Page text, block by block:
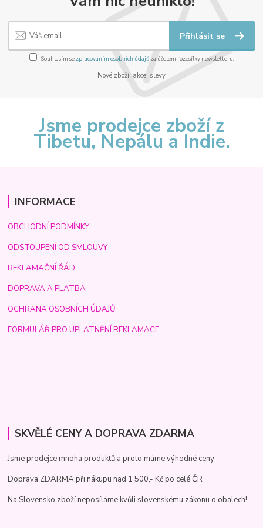
Přihlásit se
Souhlasím se zpracováním osobních údajůza účelem rozesílky newsletteru.
Nové zboží, akce, slevy
Jsme prodejce zboží z
Tibetu, Nepálu a Indie.
INFORMACE
OBCHODNÍ PODMÍNKY
ODSTOUPENÍ OD SMLOUVY
REKLAMAČNÍ ŘÁD
DOPRAVA A PLATBA
OCHRANA OSOBNÍCH ÚDAJŮ
FORMULÁŘ PRO UPLATNĚNÍ REKLAMACE
SKVĚLÉ CENY A DOPRAVA ZDARMA
Jsme prodejce mnoha produktů a proto máme výhodné ceny
Doprava ZDARMA při nákupu nad 1 500,- Kč po celé ČR
Na Slovensko zboží neposíláme kvůli slovenskému zákonu o obalech!